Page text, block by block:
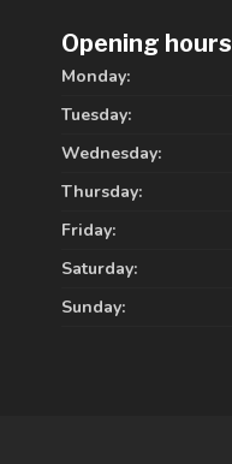
Opening hours
Monday:
Tuesday:
Wednesday:
Thursday:
Friday:
Saturday:
Sunday: